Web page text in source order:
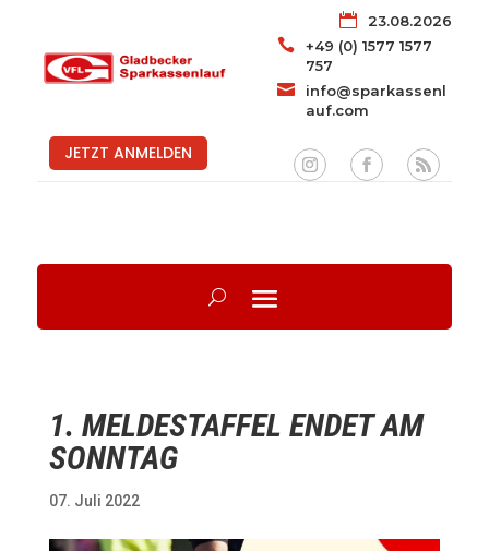

23.08.2026

+49 (0) 1577 1577
757

info@sparkassenl
auf.com
JETZT ANMELDEN
1. MELDESTAFFEL ENDET AM
SONNTAG
07. Juli 2022